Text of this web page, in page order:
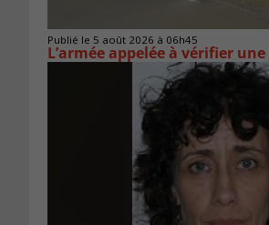
Publié le 5 août 2026 à 06h45
L’armée appelée à vérifier